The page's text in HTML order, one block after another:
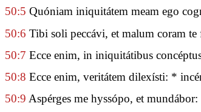
50:5 Quóniam iniquitátem meam ego
50:6 Tibi soli peccávi, et malum coram
50:7 Ecce enim, in iniquitátibus
50:8 Ecce enim, veritátem dilexísti: *
50:9 Aspérges me hyssópo, et